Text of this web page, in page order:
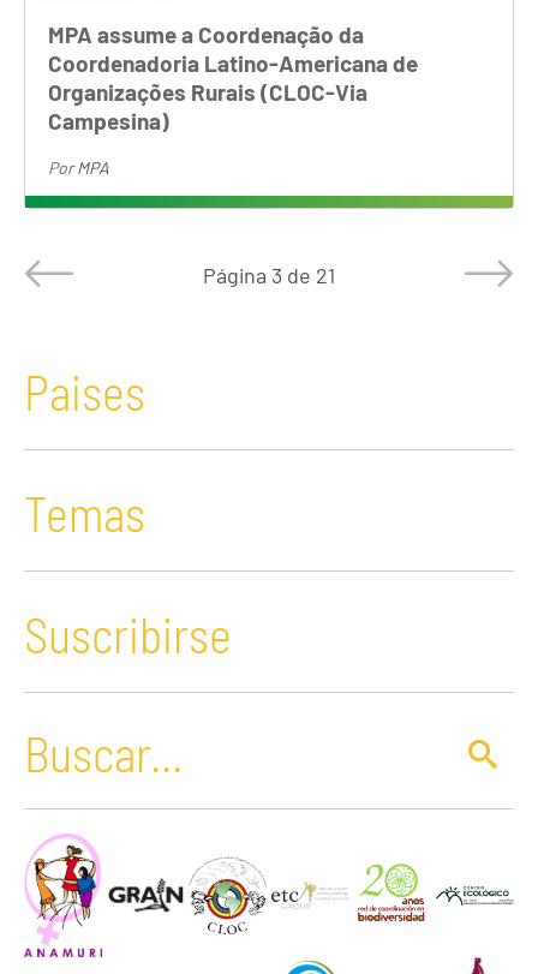
MPA assume a Coordenação da
Coordenadoria Latino-Americana de
Organizações Rurais (CLOC-Via
Campesina)
PorMPA
Página 3 de 21
Paises
Temas
Suscribirse